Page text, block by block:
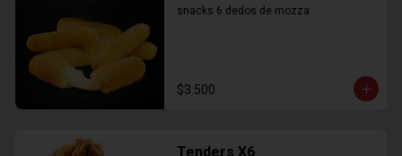
snacks 6 dedos de mozza
$3.500
Tenders X6